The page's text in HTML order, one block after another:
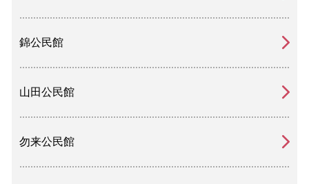
錦公民館
山田公民館
勿来公民館